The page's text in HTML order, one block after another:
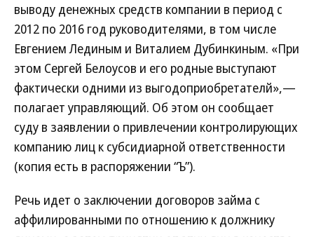
выводу денежных средств компании в период с
2012 по 2016 год руководителями, в том числе
Евгением Лединым и Виталием Дубинкиным. «При
этом Сергей Белоусов и его родные выступают
фактически одними из выгодоприобретателй»,—
полагает управляющий. Об этом он сообщает
суду в заявлении о привлечении контролирующих
компанию лиц к субсидиарной ответственности
(копия есть в распоряжении “Ъ”).
Речь идет о заключении договоров займа с
аффилированными по отношению к должнику